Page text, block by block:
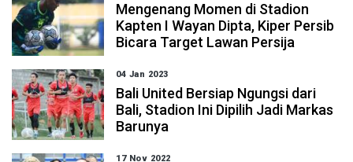
Mengenang Momen di Stadion
Kapten I Wayan Dipta, Kiper Persib
Bicara Target Lawan Persija
04 Jan 2023
Bali United Bersiap Ngungsi dari
Bali, Stadion Ini Dipilih Jadi Markas
Barunya
17 Nov 2022